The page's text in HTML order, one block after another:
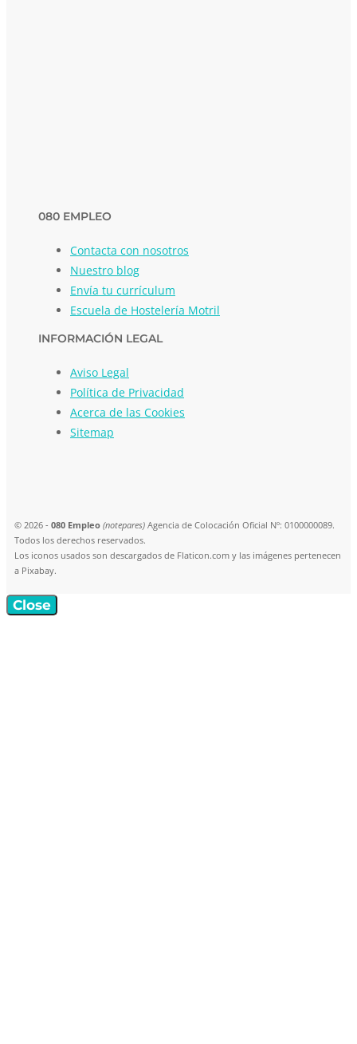
080 EMPLEO
Contacta con nosotros
Nuestro blog
Envía tu currículum
Escuela de Hostelería Motril
INFORMACIÓN LEGAL
Aviso Legal
Política de Privacidad
Acerca de las Cookies
Sitemap
© 2026 - 080 Empleo (notepares) Agencia de Colocación Oficial Nº: 0100000089.
Todos los derechos reservados.
Los iconos usados son descargados de Flaticon.com y las imágenes pertenecen
a Pixabay.
Close